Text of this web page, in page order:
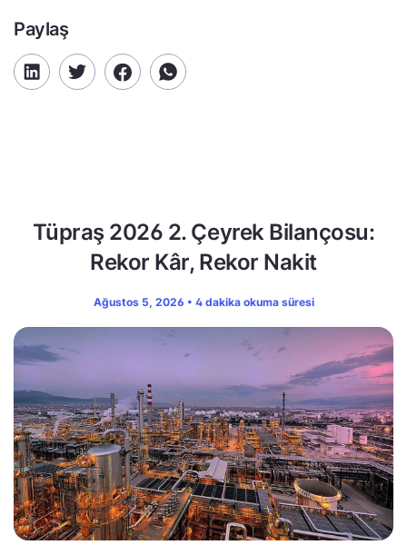
Paylaş
Tüpraş 2026 2. Çeyrek Bilançosu:
Rekor Kâr, Rekor Nakit
Ağustos 5, 2026 • 4 dakika okuma süresi